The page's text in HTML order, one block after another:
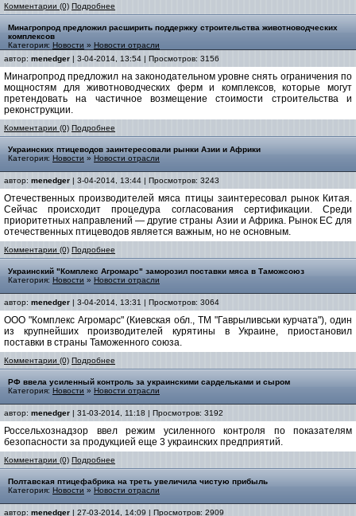
Комментарии (0) Подробнее
Минагропрод предложил расширить поддержку строительства животноводческих
комплексов
Категория: Новости » Новости отрасли
автор: menedger | 3-04-2014, 13:54 | Просмотров: 3156
Минагропрод предложил на законодательном уровне снять ограничения по
мощностям для животноводческих ферм и комплексов, которые могут
претендовать на частичное возмещение стоимости строительства и
реконструкции.
Комментарии (0) Подробнее
Украинских птицеводов заинтересовали рынки Азии и Африки
Категория: Новости » Новости отрасли
автор: menedger | 3-04-2014, 13:44 | Просмотров: 3243
Отечественных производителей мяса птицы заинтересовал рынок Китая.
Сейчас происходит процедура согласования сертификации. Среди
приоритетных направлений — другие страны Азии и Африка. Рынок ЕС для
отечественных птицеводов является важным, но не основным.
Комментарии (0) Подробнее
Украинский "Комплекс Агромарс" заморозил поставки мяса в Таможсоюз
Категория: Новости » Новости отрасли
автор: menedger | 3-04-2014, 13:31 | Просмотров: 3064
ООО "Комплекс Агромарс" (Киевская обл., ТМ "Гаврыливськи курчата"), один
из крупнейших производителей курятины в Украине, приостановил
поставки в страны Таможенного союза.
Комментарии (0) Подробнее
РФ ввела усиленный контроль за украинскими сардельками и сыром
Категория: Новости » Новости отрасли
автор: menedger | 31-03-2014, 11:18 | Просмотров: 3192
Россельхознадзор ввел режим усиленного контроля по показателям
безопасности за продукцией еще 3 украинских предприятий.
Комментарии (0) Подробнее
Полтавская птицефабрика на треть увеличила чистую прибыль
Категория: Новости » Новости отрасли
автор: menedger | 27-03-2014, 14:09 | Просмотров: 2909